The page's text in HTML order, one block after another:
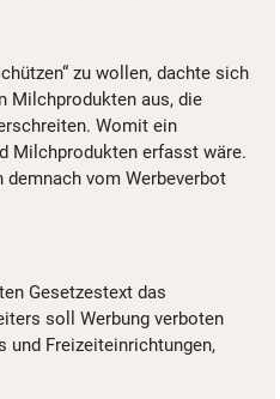
zu wollen, dachte sich
Milchprodukten aus, die
Womit ein
Milchprodukten erfasst wäre.
demnach vom Werbeverbot
Gesetzestext das
soll Werbung verboten
und Freizeiteinrichtungen,